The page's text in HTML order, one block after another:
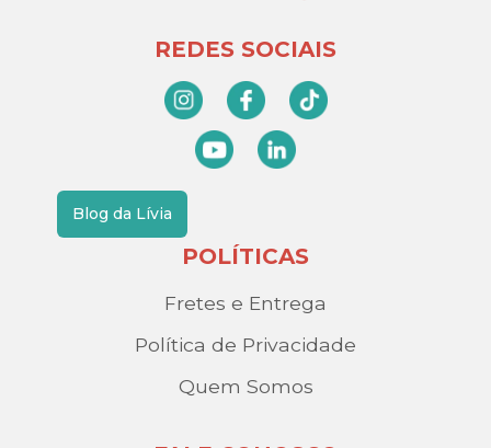
REDES SOCIAIS
Blog da Lívia
POLÍTICAS
Fretes e Entrega
Política de Privacidade
Quem Somos